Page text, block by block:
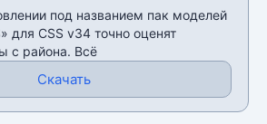
под названием пак моделей
для CSS v34 точно оценят
с района. Всё
Скачать